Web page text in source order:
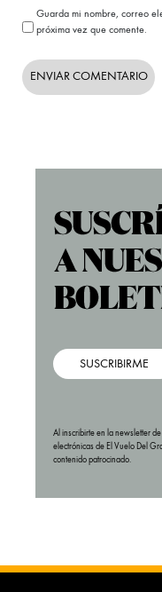
Guarda mi nombre, correo
próxima vez que comente.
SUSCRIBIRME
Al inscribirte en la newsletter
electrónicas de El Vuelo Del
contenido patrocinado.